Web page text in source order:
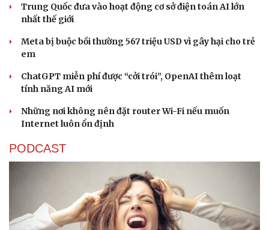
Trung Quốc đưa vào hoạt động cơ sở điện toán AI lớn
nhất thế giới
Meta bị buộc bồi thường 567 triệu USD vì gây hại cho trẻ
em
ChatGPT miễn phí được “cởi trói”, OpenAI thêm loạt
tính năng AI mới
Những nơi không nên đặt router Wi-Fi nếu muốn
Internet luôn ổn định
PODCAST